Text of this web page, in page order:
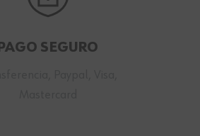
PAGO SEGURO